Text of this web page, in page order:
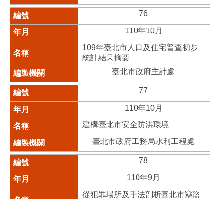
76
110年10月
109年臺北市人口及住宅普查初步
統計結果摘要
臺北市政府主計處
77
110年10月
建構臺北市安全防洪環境
臺北市政府工務局水利工程處
78
110年9月
從犯罪場所及手法剖析臺北市竊盜